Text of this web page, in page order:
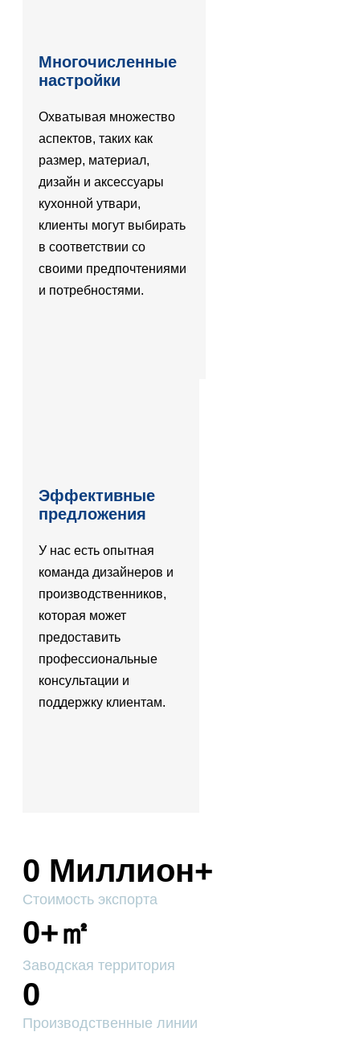
Многочисленные
настройки
Охватывая множество
аспектов, таких как
размер, материал,
дизайн и аксессуары
кухонной утвари,
клиенты могут выбирать
в соответствии со
своими предпочтениями
и потребностями.
Эффективные
предложения
У нас есть опытная
команда дизайнеров и
производственников,
которая может
предоставить
профессиональные
консультации и
поддержку клиентам.
0 Миллион+
Стоимость экспорта
0+㎡
Заводская территория
0
Производственные линии